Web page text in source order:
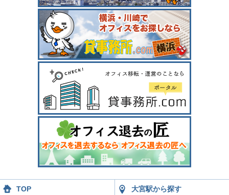
TOP 大宮駅から探す